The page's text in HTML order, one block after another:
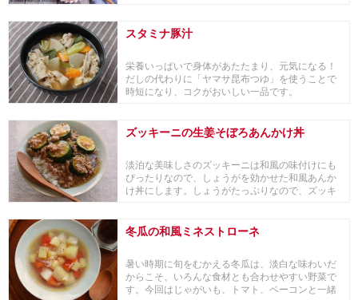
スタミナ豚汁
栄養いっぱいで身体があたたまり、元気になる！
だしの代わりに「ヤマサ昆布つゆ」を使うことで
時短になり、コクがおいしい一品です。
ズッキーニの生姜そぼろあんかけ丼
淡泊な美味しさのズッキーニは和風の味付けにも
ぴったりなので、しょうがを効かせた和風あんか
け丼にします。しょうがたっぷりなので、ズッキ
冬瓜の和風ミネストローネ
暑い時期に旬をむかえる冬瓜は、淡白な味わいだ
からこそ、いろんな食材とも合わせやすい野菜で
す。今回はじゃがいも、トマト、ベーコンと一緒